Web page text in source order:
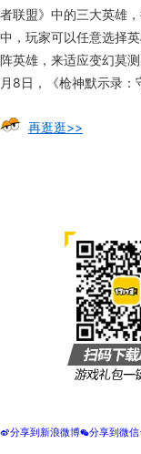
者联盟》中的三大英雄
中，玩家可以任意选择
阵英雄，来适应变幻莫
月8日，《枪神默示录：
再逛逛>>
t分享到新浪微博w分享到微信